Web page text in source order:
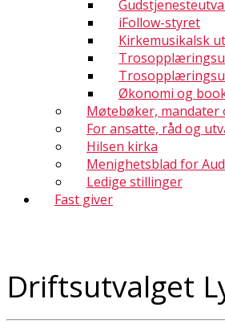
iFollow-styret
Kirkemusikalsk
Økonomi og
Møtebøker, mandater
For ansatte, råd og
Hilsen kirka
Menighetsblad for
Ledige stillinger
Fast giver
Driftsutvalget